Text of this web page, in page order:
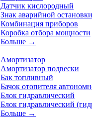
Датчик кислородный
Знак аварийной остановки
Комбинация приборов
Коробка отбора мощности
Больше →
Амортизатор
Амортизатор подвески
Бак топливный
Бачок отопителя
Блок гидравлический
Блок гидравлический
Больше →